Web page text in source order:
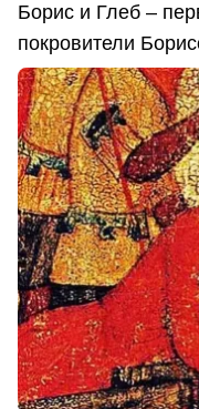
Борис и Глеб –
покровители